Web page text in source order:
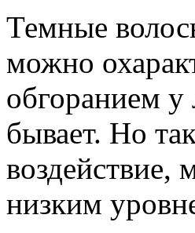
Темные
можно
обгоранием
бывает. Но
воздействие,
низким